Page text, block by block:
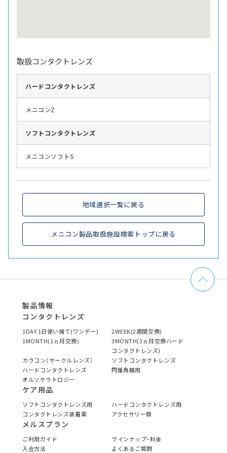
取扱コンタクトレンズ
ハード コンタクトレンズ
メニコンZ
ソフト コンタクトレンズ
メニコンソフトS
地域選択一覧に戻る
メニコン製品取扱施設検索トップに戻る
製品情報
コンタクトレンズ
1DAY 1日使い捨て(ワンデー)
2WEEK(2週間交換)
1MONTH(1ヵ月交換)
3MONTH(3ヵ月交換ハード
コンタクトレンズ)
カラコン（サークルレンズ）
ソフトコンタクトレンズ
ハードコンタクトレンズ
円錐角膜用
オルソケラトロジー
ケア用品
ソフトコンタクトレンズ用
ハードコンタクトレンズ用
コンタクトレンズ装着薬
アクセサリー類
メルスプラン
ご利用ガイド
ラインナップ・料金
入会方法
よくあるご質問